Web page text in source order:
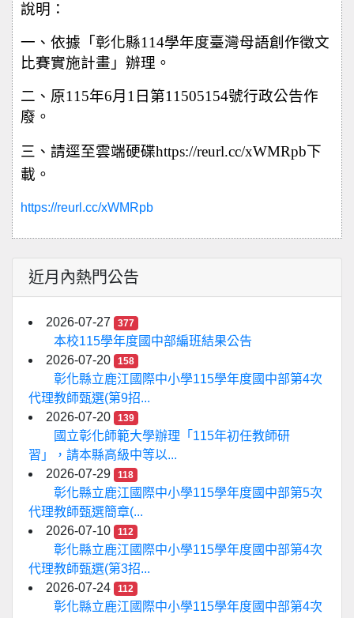
說明：
一、依據「 彰化縣114學年度臺灣母語創作徵文
比賽實施計畫 」辦理。
二、原115年6月 1 日第11505154號行政公告作
廢。
三、請逕至雲端硬碟https://reurl.cc/xWMRpb下
載。
https://reurl.cc/xWMRpb
近月內熱門公告
2026-07-27 377
本校115學年度國中部編班結果公告
2026-07-20
158
彰化縣立鹿江國際中小學115學年度國中部第4次
代理教師甄選(第9招...
2026-07-20
139
國立彰化師範大學辦理「115年初任教師研
習」，請本縣高級中等以...
2026-07-29
118
彰化縣立鹿江國際中小學115學年度國中部第5次
代理教師甄選簡章(...
2026-07-10
112
彰化縣立鹿江國際中小學115學年度國中部第4次
代理教師甄選(第3招...
2026-07-24
112
彰化縣立鹿江國際中小學115學年度國中部第4次